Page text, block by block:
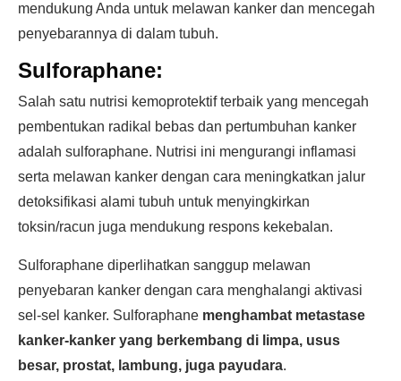
mendukung Anda untuk melawan kanker dan mencegah
penyebarannya di dalam tubuh.
Sulforaphane:
Salah satu nutrisi kemoprotektif terbaik yang mencegah
pembentukan radikal bebas dan pertumbuhan kanker
adalah sulforaphane. Nutrisi ini mengurangi inflamasi
serta melawan kanker dengan cara meningkatkan jalur
detoksifikasi alami tubuh untuk menyingkirkan
toksin/racun juga mendukung respons kekebalan.
Sulforaphane diperlihatkan sanggup melawan
penyebaran kanker dengan cara menghalangi aktivasi
sel-sel kanker. Sulforaphane menghambat metastase
kanker-kanker yang berkembang di limpa, usus
besar, prostat, lambung, juga payudara.